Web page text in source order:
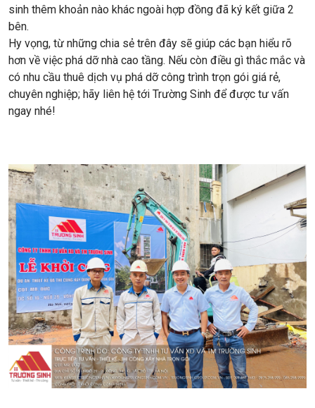
sinh thêm khoản nào khác ngoài hợp đồng đã ký kết giữa 2
bên.
Hy vọng, từ những chia sẻ trên đây sẽ giúp các bạn hiểu rõ
hơn về việc phá dỡ nhà cao tầng. Nếu còn điều gì thắc mắc và
có nhu cầu thuê dịch vụ phá dỡ công trình trọn gói giá rẻ,
chuyên nghiệp; hãy liên hệ tới Trường Sinh để được tư vấn
ngay nhé!